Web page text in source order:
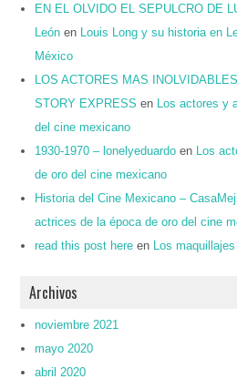
EN EL OLVIDO EL SEPULCRO DE
León en
Louis Long y su historia en
México
LOS ACTORES MAS
STORY EXPRESS en
Los actores y
del cine mexicano
1930-1970 – lonelyeduardo en
Los
de oro del cine mexicano
Historia del Cine Mexicano –
actrices de la época de oro del cine
read this post here en Los
Archivos
noviembre 2021
mayo 2020
abril 2020